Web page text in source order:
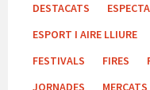
DESTACATS
ESPORT I AIRE LLIURE
FESTIVALS
FIRES
JORNADES
MERCATS